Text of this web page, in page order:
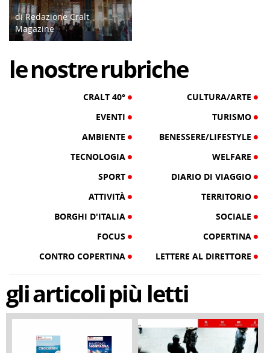
di Redazione Cralt
Magazine
lenostrerubriche
CRALT 40°
CULTURA/ARTE
EVENTI
TURISMO
AMBIENTE
BENESSERE/LIFESTYLE
TECNOLOGIA
WELFARE
SPORT
DIARIO DI VIAGGIO
ATTIVITÀ
TERRITORIO
BORGHI D'ITALIA
SOCIALE
FOCUS
COPERTINA
CONTRO COPERTINA
LETTERE AL DIRETTORE
gliarticolipiù letti